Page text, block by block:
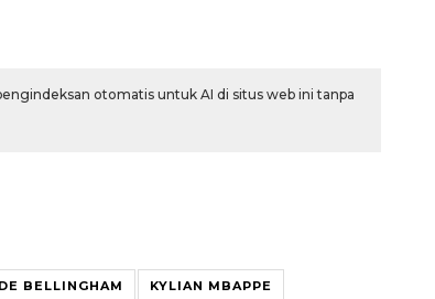
otomatis untuk AI di situs web ini tanpa
BELLINGHAM KYLIAN MBAPPE